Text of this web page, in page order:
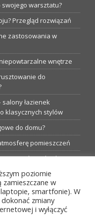
swojego warsztatu?
Przegląd rozwiązań
zastosowania w
wnętrze
do
łazienek
klasycznych stylów
do domu?
pomieszczeń
podczas budowy
i instalatora
5 praktycznych
poziomie
w
smartfonie). W
zmiany
i wyłączyć